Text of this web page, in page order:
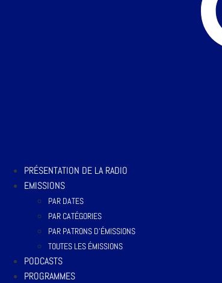
PRÉSENTATION DE LA RADIO
EMISSIONS
PAR DATES
PAR CATÉGORIES
PAR PATRONS D’ÉMISSIONS
TOUTES LES ÉMISSIONS
PODCASTS
PROGRAMMES